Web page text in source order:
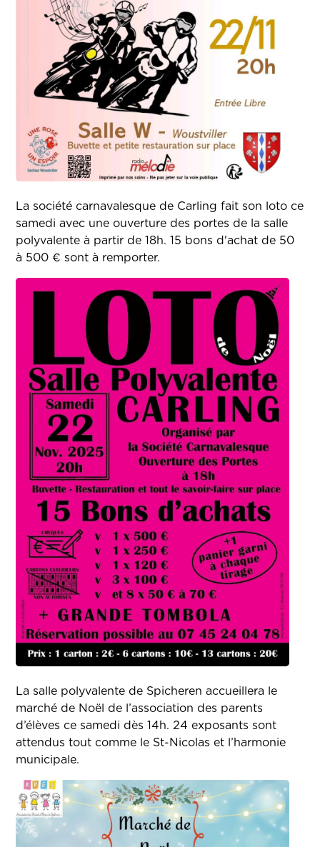
La société carnavalesque de Carling fait son loto ce
samedi avec une ouverture des portes de la salle
polyvalente à partir de 18h. 15 bons d'achat de 50
à 500 € sont à remporter.
La salle polyvalente de Spicheren accueillera le
marché de Noël de l’association des parents
d’élèves ce samedi dès 14h. 24 exposants sont
attendus tout comme le St-Nicolas et l’harmonie
municipale.